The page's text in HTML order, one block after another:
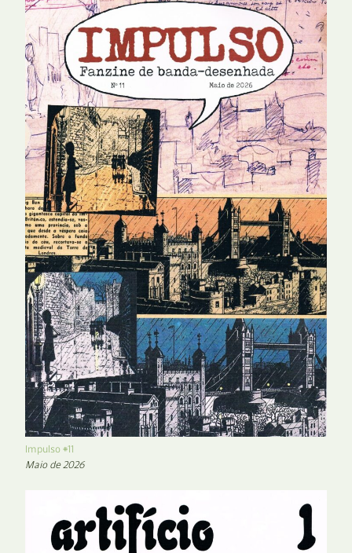
Impulso #11
Maio de 2026